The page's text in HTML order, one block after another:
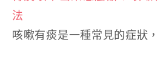
法
咳嗽有痰是一種常見的症狀